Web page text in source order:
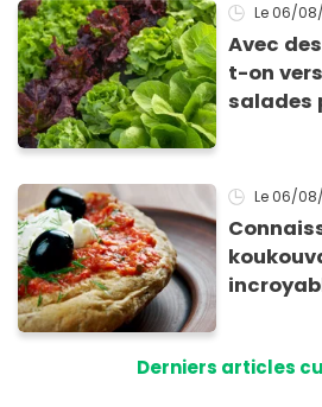
Le 06/
Avec
t-on
salades
Le 06/
Derniers articles